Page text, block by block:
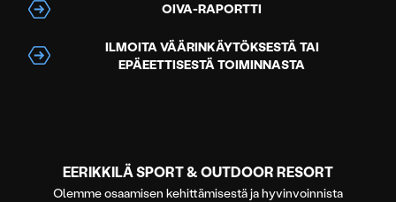
OIVA-RAPORTTI
ILMOITA VÄÄRINKÄYTÖKSESTÄ TAI
EPÄEETTISESTÄ TOIMINNASTA
EERIKKILÄ SPORT & OUTDOOR RESORT
Olemme osaamisen kehittämisestä ja hyvinvoinnista